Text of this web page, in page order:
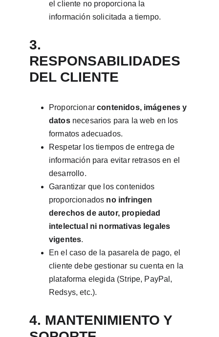
el cliente no proporciona la
información solicitada a tiempo.
3.
RESPONSABILIDADES
DEL CLIENTE
Proporcionar contenidos, imágenes y
datos necesarios para la web en los
formatos adecuados.
Respetar los tiempos de entrega de
información para evitar retrasos en el
desarrollo.
Garantizar que los contenidos
proporcionados no infringen
derechos de autor, propiedad
intelectual ni normativas legales
vigentes.
En el caso de la pasarela de pago, el
cliente debe gestionar su cuenta en la
plataforma elegida (Stripe, PayPal,
Redsys, etc.).
4. MANTENIMIENTO Y